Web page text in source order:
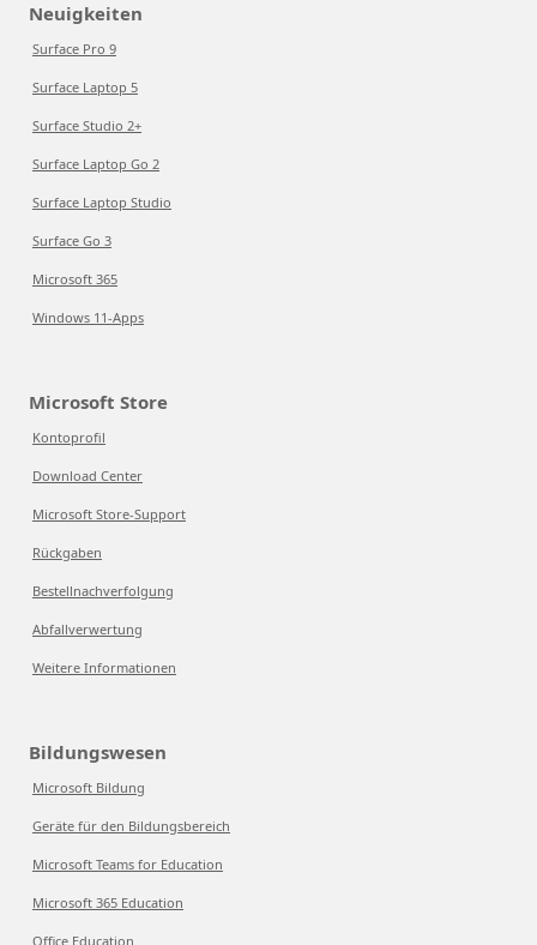
Neuigkeiten
Surface Pro 9
Surface Laptop 5
Surface Studio 2+
Surface Laptop Go 2
Surface Laptop Studio
Surface Go 3
Microsoft 365
Windows 11-Apps
Microsoft Store
Kontoprofil
Download Center
Microsoft Store-Support
Rückgaben
Bestellnachverfolgung
Abfallverwertung
Weitere Informationen
Bildungswesen
Microsoft Bildung
Geräte für den Bildungsbereich
Microsoft Teams for Education
Microsoft 365 Education
Office Education